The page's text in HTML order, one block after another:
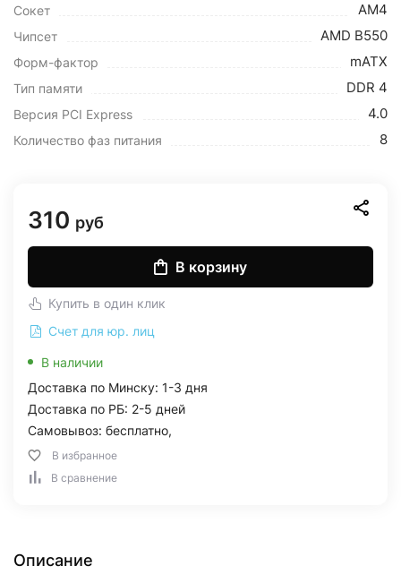
Сокет AM4
Чипсет AMD B550
Форм-фактор mATX
Тип памяти DDR 4
Версия PCI Express 4.0
Количество фаз питания 8
310 руб
В корзину
Купить в один клик
Счет для юр. лиц
В наличии
Доставка по Минску: 1-3 дня
Доставка по РБ: 2-5 дней
Самовывоз: бесплатно,
В избранное
В сравнение
Описание